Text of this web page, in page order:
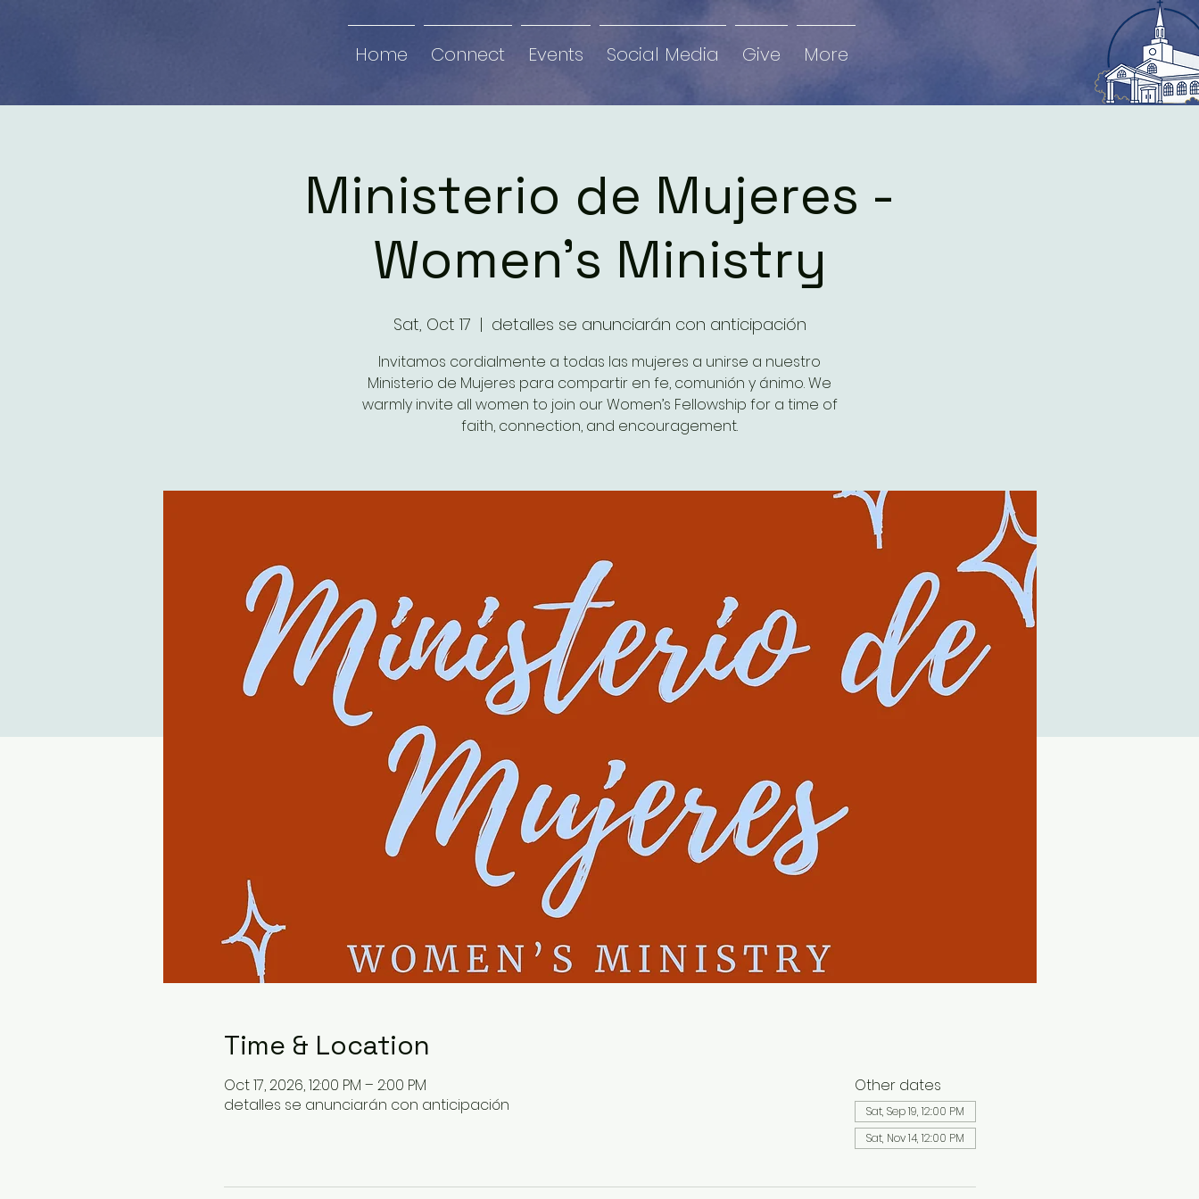
Home Connect Events Social Media Give More
Ministerio de Mujeres -
Women's Ministry
Sat, Oct 17
  |
detalles se anunciarán con anticipación
Invitamos cordialmente a todas las mujeres a unirse a nuestro
Ministerio de Mujeres para compartir en fe, comunión y ánimo. We
warmly invite all women to join our Women’s Fellowship for a time of
faith, connection, and encouragement.
Time & Location
Oct 17, 2026, 12:00 PM – 2:00 PM
detalles se anunciarán con anticipación
Other dates
Sat, Sep 19, 12:00 PM
Sat, Nov 14, 12:00 PM